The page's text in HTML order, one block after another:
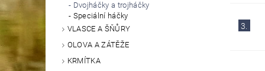
Dvojháčky a trojháčky
Speciální háčky
VLASCE A ŠŇŮRY
OLOVA A ZÁTĚŽE
KRMÍTKA
3.